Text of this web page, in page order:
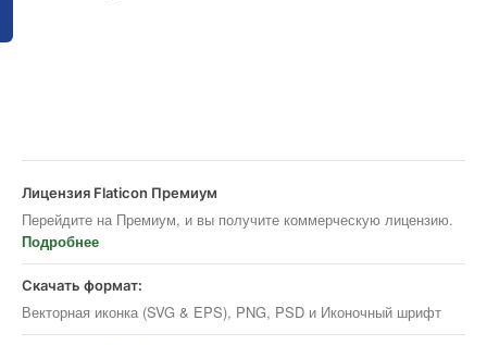
Лицензия Flaticon Премиум
Перейдите на Премиум, и вы получите коммерческую лицензию.
Подробнее
Скачать формат:
Векторная иконка (SVG & EPS), PNG, PSD и Иконочный шрифт